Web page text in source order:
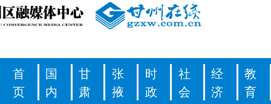
首
页
国
内
甘
肃
张
掖
时
政
社
会
经
济
教
育